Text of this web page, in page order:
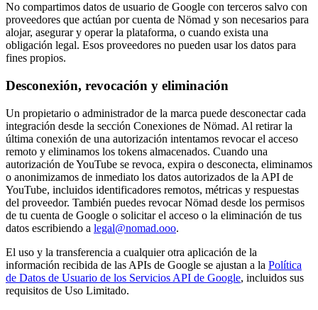
No compartimos datos de usuario de Google con terceros salvo con
proveedores que actúan por cuenta de Nömad y son necesarios para
alojar, asegurar y operar la plataforma, o cuando exista una
obligación legal. Esos proveedores no pueden usar los datos para
fines propios.
Desconexión, revocación y eliminación
Un propietario o administrador de la marca puede desconectar cada
integración desde la sección Conexiones de Nömad. Al retirar la
última conexión de una autorización intentamos revocar el acceso
remoto y eliminamos los tokens almacenados. Cuando una
autorización de YouTube se revoca, expira o desconecta, eliminamos
o anonimizamos de inmediato los datos autorizados de la API de
YouTube, incluidos identificadores remotos, métricas y respuestas
del proveedor. También puedes revocar Nömad desde los permisos
de tu cuenta de Google o solicitar el acceso o la eliminación de tus
datos escribiendo a legal@nomad.ooo.
El uso y la transferencia a cualquier otra aplicación de la
información recibida de las APIs de Google se ajustan a la Política
de Datos de Usuario de los Servicios API de Google, incluidos sus
requisitos de Uso Limitado.